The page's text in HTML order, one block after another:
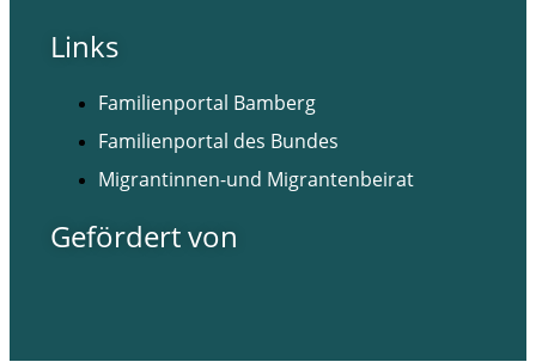
Links
Familienportal Bamberg
Familienportal des Bundes
Migrantinnen-und Migrantenbeirat
Gefördert von